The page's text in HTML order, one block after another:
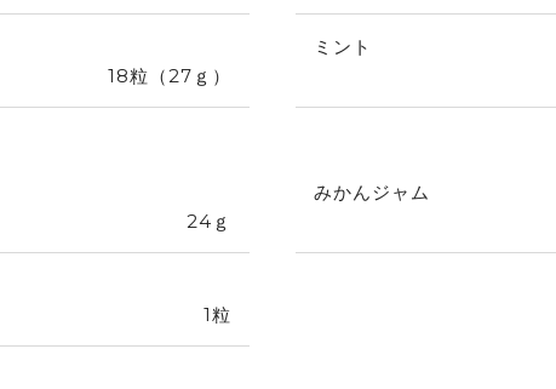
18粒（27ｇ）
ミント
24ｇ
1粒
みかんジャム